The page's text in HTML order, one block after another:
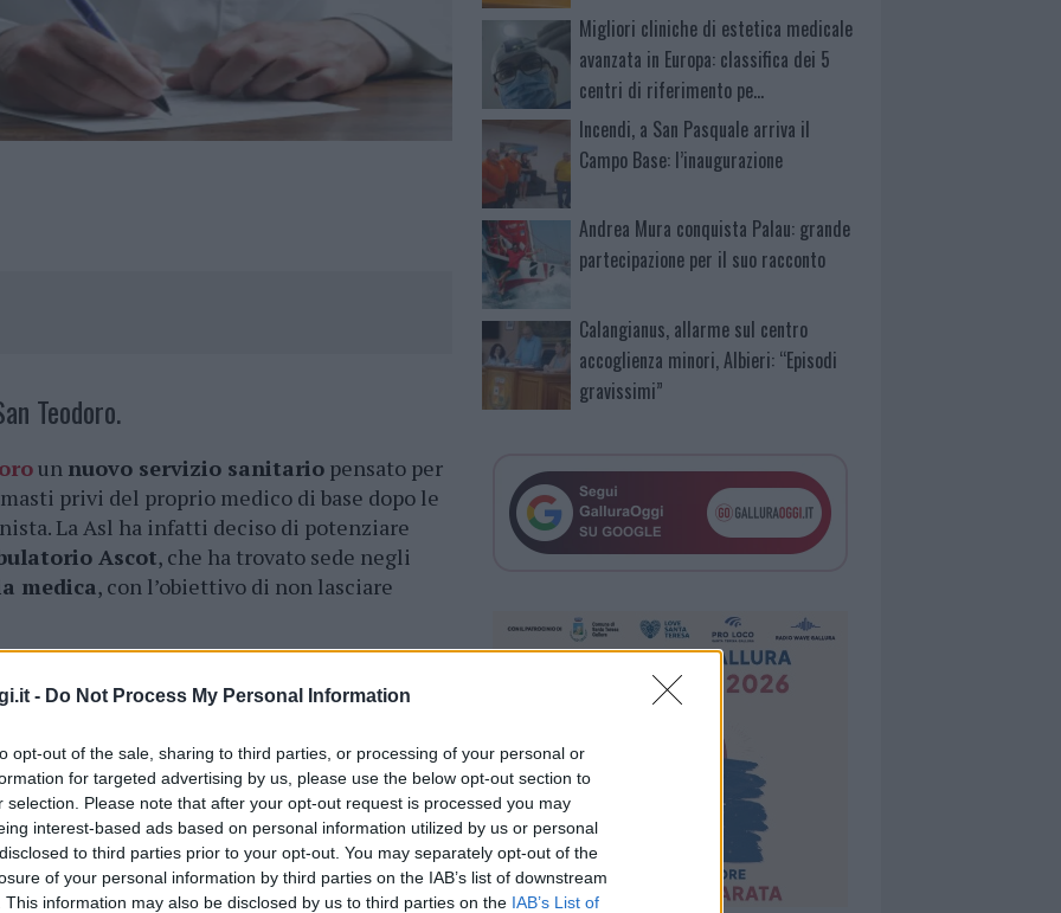
- Do Not Process My Personal Information
opt-out of the sale, sharing to third parties, or processing of your personal or
for targeted advertising by us, please use the below opt-out section to
selection. Please note that after your opt-out request is processed you may
interest-based ads based on personal information utilized by us or personal
to third parties prior to your opt-out. You may separately opt-out of the
of your personal information by third parties on the IAB’s list of downstream
This information may also be disclosed by us to third parties on the IAB’s List of
Teodoro.
un nuovo servizio sanitario pensato per
privi del proprio medico di base dopo le
La Asl ha infatti deciso di potenziare
Ascot, che ha trovato sede negli
medica, con l’obiettivo di non lasciare
il
pomeriggio dalle 17 alle 20, il martedì in
e due volte a settimana, giovedì e venerdì,
struttura, che rappresenta un punto di
privi di medico di famiglia, sarà
aggiuntivi affidati ai dottoriStefano Fenue
un supporto più capillare e una
Migliori cliniche di estetica medicale
avanzata in Europa: classifica dei 5
centri di riferimento pe…
Incendi, a San Pasquale arriva il
Campo Base: l’inaugurazione
Andrea Mura conquista Palau: grande
partecipazione per il suo racconto
Calangianus, allarme sul centro
accoglienza minori, Albieri: “Episodi
gravissimi”